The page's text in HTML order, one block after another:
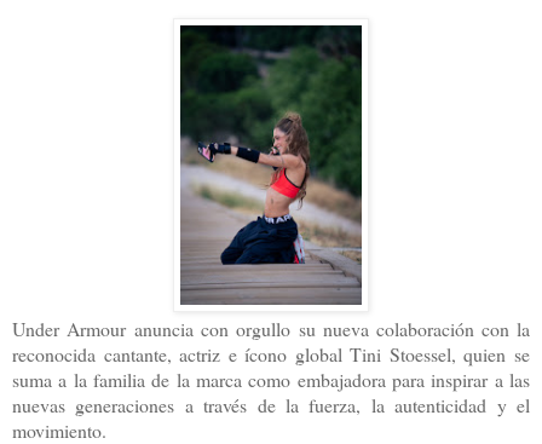
Under Armour anuncia con orgullo su nueva colaboración con la
reconocida cantante, actriz e ícono global Tini Stoessel, quien se
suma a la familia de la marca como embajadora para inspirar a las
nuevas generaciones a través de la fuerza, la autenticidad y el
movimiento.